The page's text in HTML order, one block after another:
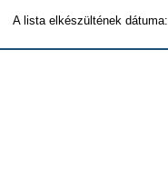
A lista elkészültének dátuma: